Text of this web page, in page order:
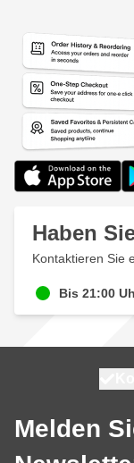
Haben
Kontaktieren Sie
Bis 21:00
Melden